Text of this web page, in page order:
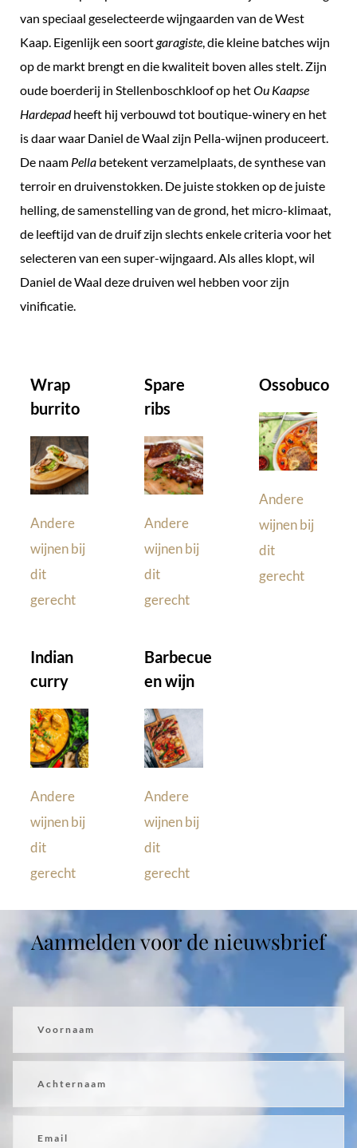
van speciaal geselecteerde wijngaarden van de West
Kaap. Eigenlijk een soortgaragiste, die kleine batches wijn
op de markt brengt en die kwaliteit boven alles stelt. Zijn
oude boerderij in Stellenboschkloof op hetOu Kaapse
Hardepadheeft hij verbouwd tot boutique-winery en het
is daar waar Daniel de Waal zijn Pella-wijnen produceert.
De naam Pella betekent verzamelplaats, de synthese van
terroir en druivenstokken. De juiste stokken op de juiste
helling, de samenstelling van de grond, het micro-klimaat,
de leeftijd van de druif zijn slechts enkele criteria voor het
selecteren van een super-wijngaard. Als alles klopt, wil
Daniel de Waal deze druiven wel hebben voor zijn
vinificatie.
Wrap
burrito
Andere
wijnen bij
dit
gerecht
Spare
ribs
Andere
wijnen bij
dit
gerecht
Ossobuco
Andere
wijnen bij
dit
gerecht
Indian
curry
Andere
wijnen bij
dit
gerecht
Barbecue
en wijn
Andere
wijnen bij
dit
gerecht
Aanmelden voor de nieuwsbrief